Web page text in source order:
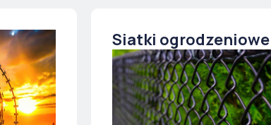
Siatki ogrodzeniowe